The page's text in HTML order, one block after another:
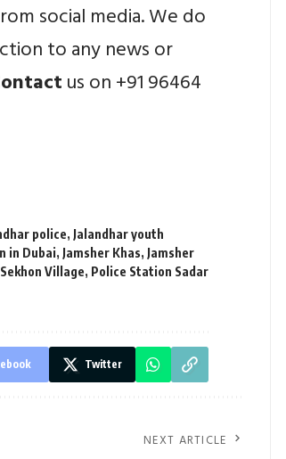
social media. We do
to any news or
us on +91 96464
police, Jalandhar youth
in Dubai, Jamsher Khas, Jamsher
Village, Police Station Sadar
Twitter
NEXT ARTICLE